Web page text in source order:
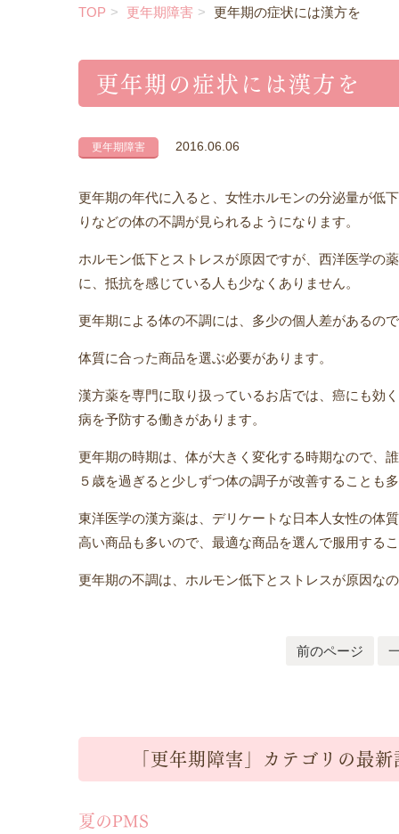
TOP 更年期障害 更年期の症状には漢方を
更年期の症状には漢方を
更年期障害 2016.06.06
更年期の年代に入ると、女性ホルモンの分泌量が低
りなどの体の不調が見られるようになります。
ホルモン低下とストレスが原因ですが、西洋医学の
に、抵抗を感じている人も少なくありません。
更年期による体の不調には、多少の個人差があるの
体質に合った商品を選ぶ必要があります。
漢方薬を専門に取り扱っているお店では、癌にも効
病を予防する働きがあります。
更年期の時期は、体が大きく変化する時期なので、
５歳を過ぎると少しずつ体の調子が改善することも
東洋医学の漢方薬は、デリケートな日本人女性の体
高い商品も多いので、最適な商品を選んで服用する
更年期の不調は、ホルモン低下とストレスが原因な
前のページ
「更年期障害」カテゴリの最
夏のPMS